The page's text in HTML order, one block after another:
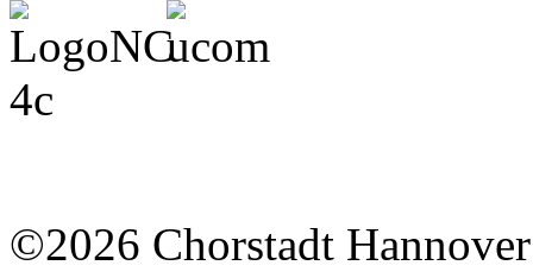
©2026 Chorstadt Hannover